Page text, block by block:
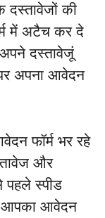
की
में अटैच कर दे
दस्तावेजूं
अपना आवेदन
फॉर्म भर रहे
और
स्पीड
आपका आवेदन